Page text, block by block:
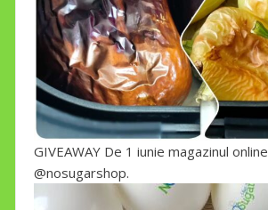
GIVEAWAY De 1 iunie magazinul online
@nosugarshop.